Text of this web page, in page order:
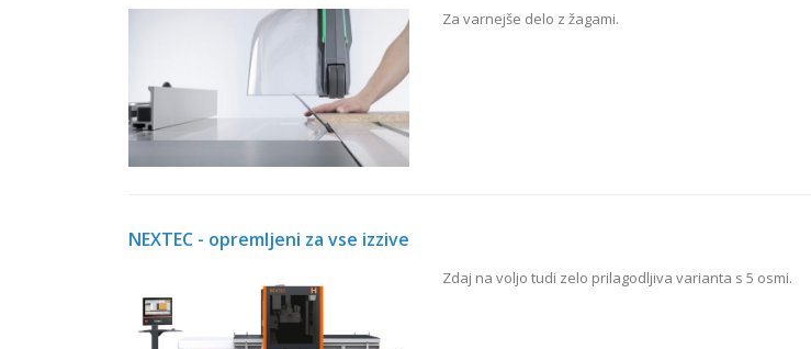
Za varnejše delo z žagami.
NEXTEC - opremljeni za vse izzive
Zdaj na voljo tudi zelo prilagodljiva varianta s 5 osmi.